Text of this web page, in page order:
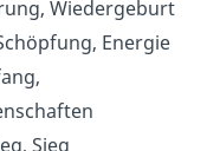
Wiedergeburt
Energie
Sieg